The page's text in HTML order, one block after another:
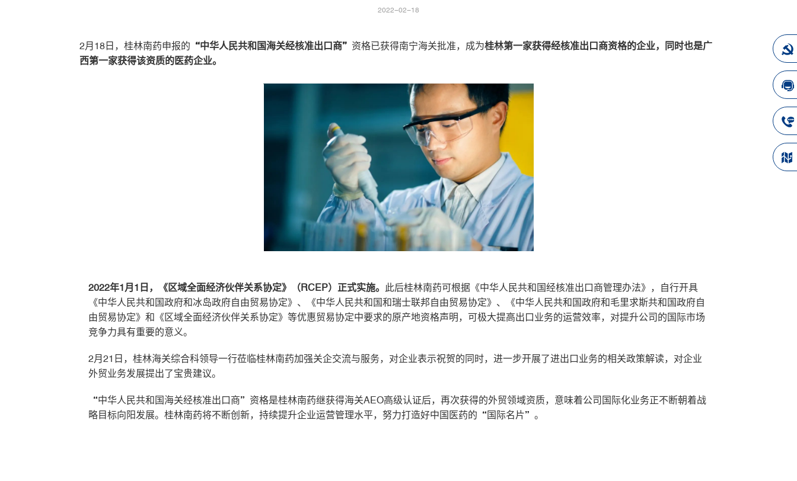
2022-02-18
2月18日，桂林南药申报的 “中华人民共和国海关经核准出口商” 资格已获得南宁海关批准，成为桂林第一家获得经核准出口商资格的企业，同时也是广
西第一家获得该资质的医药企业。
2022年1月1日，《区域全面经济伙伴关系协定》（RCEP）正式实施。 此后桂林南药可根据《中华人民共和国经核准出口商管理办法》，自行开具
《中华人民共和国政府和冰岛政府自由贸易协定》、《中华人民共和国和瑞士联邦自由贸易协定》、《中华人民共和国政府和毛里求斯共和国政府自
由贸易协定》和《区域全面经济伙伴关系协定》等优惠贸易协定中要求的原产地资格声明，可极大提高出口业务的运营效率，对提升公司的国际市场
竞争力具有重要的意义。
2月21日，桂林海关综合科领导一行莅临桂林南药加强关企交流与服务，对企业表示祝贺的同时，进一步开展了进出口业务的相关政策解读，对企业
外贸业务发展提出了宝贵建议。
“中华人民共和国海关经核准出口商”资格是桂林南药继获得海关AEO高级认证后，再次获得的外贸领域资质，意味着公司国际化业务正不断朝着战
略目标向阳发展。桂林南药将不断创新，持续提升企业运营管理水平，努力打造好中国医药的“国际名片”。